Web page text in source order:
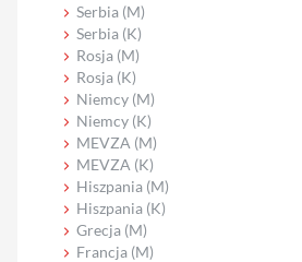
Serbia (M)
Serbia (K)
Rosja (M)
Rosja (K)
Niemcy (M)
Niemcy (K)
MEVZA (M)
MEVZA (K)
Hiszpania (M)
Hiszpania (K)
Grecja (M)
Francja (M)